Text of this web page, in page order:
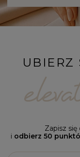
UBIERZ
Zapisz
i odbierz 50